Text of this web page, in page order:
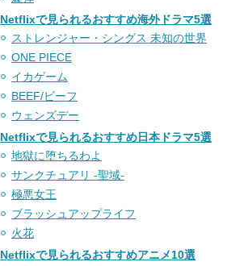
Netflixで見られるおすすめ海外ドラマ5選
ストレンジャー・シングス 未知の世界
ONE PIECE
イカゲーム
BEEF/ビーフ
ウェンズデー
Netflixで見られるおすすめ日本ドラマ5選
地獄に堕ちるわよ
サンクチュアリ -聖域-
極悪女王
ブラッシュアップライフ
火花
Netflixで見られるおすすめアニメ10選